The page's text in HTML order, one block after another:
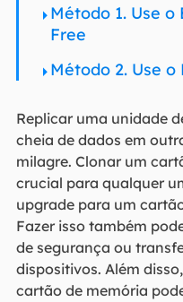
Método 1. Use
Free
Método 2. Use o
Replicar uma unidade
cheia de dados em
milagre. Clonar um
crucial para qualquer
upgrade para um
Fazer isso também
de segurança ou
dispositivos. Além
cartão de memória